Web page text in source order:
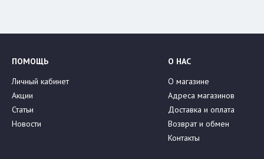
ПОМОЩЬ
Личный кабинет
Акции
Статьи
Новости
О НАС
О магазине
Адреса магазинов
Доставка и оплата
Возврат и обмен
Контакты